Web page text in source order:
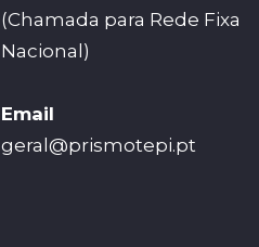
(Chamada para Rede Fixa
Nacional)
Email
geral@prismotepi.pt